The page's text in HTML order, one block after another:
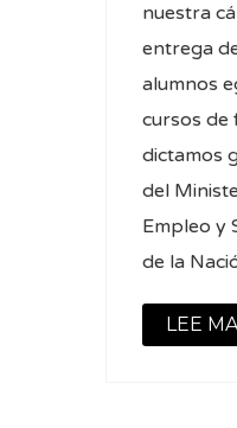
nuestra
entrega
alumnos
cursos de
dictamos
del
Empleo y
de la
LEE